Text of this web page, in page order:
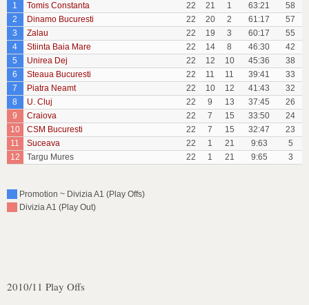
1
Tomis Constanta 22 21 1 63:21
58
2
Dinamo Bucuresti 22 20 2 61:17
57
3
Zalau 22 19 3 60:17
55
4
Stiinta Baia Mare 22 14 8 46:30
42
5
Unirea Dej 22 12 10 45:36
38
6
Steaua Bucuresti 22 11 11 39:41
33
7
Piatra Neamt 22 10 12 41:43
32
8
U. Cluj 22 9 13 37:45
26
9
Craiova 22 7 15 33:50
24
10
CSM Bucuresti 22 7 15 32:47
23
11
Suceava 22 1 21 9:63
5
12
Targu Mures 22 1 21 9:65 3
Promotion ~ Divizia A1 (Play Offs)
Divizia A1 (Play Out)
2010/11 Play Offs